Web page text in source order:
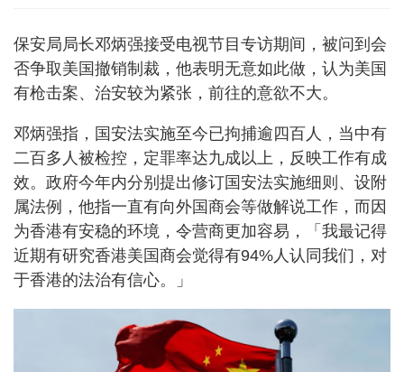
保安局局长邓炳强接受电视节目专访期间，被问到会
否争取美国撤销制裁，他表明无意如此做，认为美国
有枪击案、治安较为紧张，前往的意欲不大。
邓炳强指，国安法实施至今已拘捕逾四百人，当中有
二百多人被检控，定罪率达九成以上，反映工作有成
效。政府今年内分别提出修订国安法实施细则、设附
属法例，他指一直有向外国商会等做解说工作，而因
为香港有安稳的环境，令营商更加容易，「我最记得
近期有研究香港美国商会觉得有94%人认同我们，对
于香港的法治有信心。」